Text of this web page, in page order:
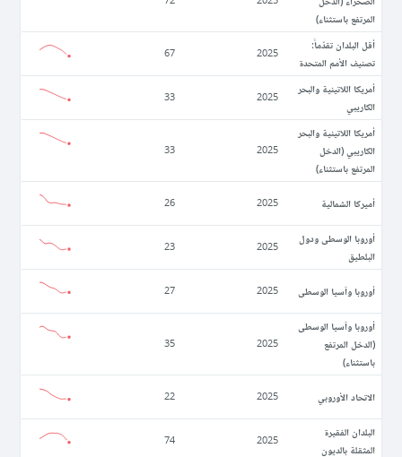
المرتفع باستثناء)
أقل البلدان تقدّماً:
تصنيف الأمم المتحدة
2025
67
أمريكا اللاتينية والبحر
الكاريبي
2025
33
أمريكا اللاتينية والبحر
الكاريبي (الدخل
المرتفع باستثناء)
2025
33
أميركا الشمالية 2025
26
أوروبا الوسطى ودول
البلطيق
2025
23
أوروبا وآسيا الوسطى 2025
27
أوروبا وآسيا الوسطى
(الدخل المرتفع
باستثناء)
2025
35
الاتحاد الأوروبي 2025
22
البلدان الفقيرة
المثقلة بالديون
2025
74